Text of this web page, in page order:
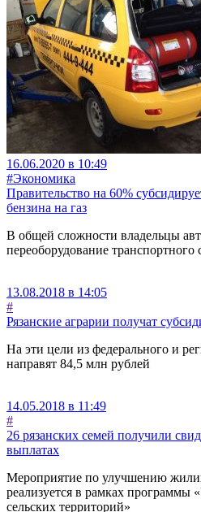
16.06.2020 в 10:49
#Экономика
Правительство на 60%
бензина на газ
В общей сложности владельцы
переоборудование транспортного
13.08.2018 в 14:05
#
Рязанские аграрии получат
На эти цели из федерального и
направят 84,5 млн рублей
14.05.2018 в 11:49
#
26 рязанских семей получили
выплатах
Мероприятие по улучшению
реализуется в рамках программы
сельских территорий»